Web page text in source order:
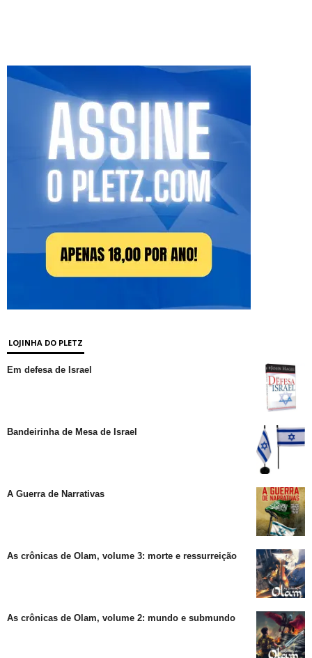
LOJINHA DO PLETZ
Em defesa de Israel
Bandeirinha de Mesa de Israel
A Guerra de Narrativas
As crônicas de Olam, volume 3: morte e ressurreição
As crônicas de Olam, volume 2: mundo e submundo